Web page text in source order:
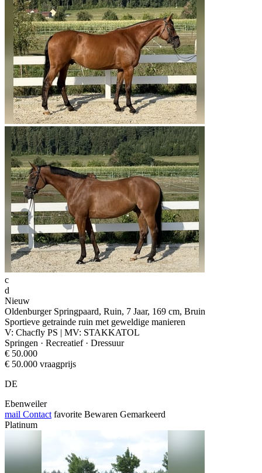
c
d
Nieuw
Oldenburger Springpaard, Ruin, 7 Jaar, 169 cm, Bruin
Sportieve getrainde ruin met geweldige manieren
V: Chacfly PS | MV: STAKKATOL
Springen · Recreatief · Dressuur
€ 50.000
€ 50.000 vraagprijs
DE
Ebenweiler
mail Contact favorite Bewaren Gemarkeerd
Platinum